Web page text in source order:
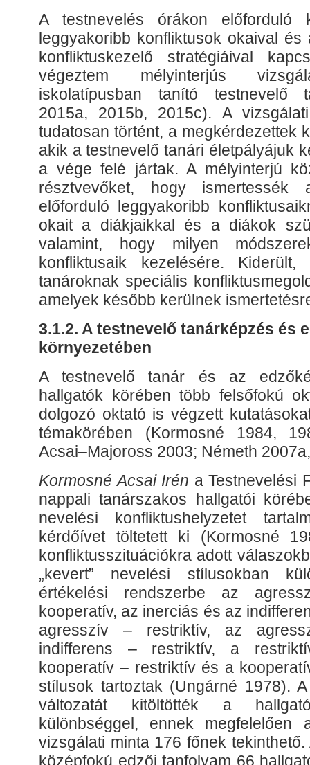
A testnevelés órákon előforduló
leggyakoribb konfliktusok okaival és
konfliktuskezelő stratégiáival
végeztem mélyinterjús
iskolatípusban tanító testnevelő
2015a, 2015b, 2015c). A
tudatosan történt, a megkérdezettek
akik a testnevelő tanári életpályájuk
a vége felé jártak. A mélyinterjú
résztvevőket, hogy ismertessék
előforduló leggyakoribb
okait a diákjaikkal és a diákok
valamint, hogy milyen
konfliktusaik kezelésére.
tanároknak speciális
amelyek később kerülnek
3.1.2. A testnevelő tanárképzés és
környezetében
A testnevelő tanár és az
hallgatók körében több felsőfokú
dolgozó oktató is végzett
témakörében (Kormosné 1984,
Acsai–Majoross 2003; Németh
Kormosné Acsai Irén a Testnevelési
nappali tanárszakos hallgatói
nevelési konfliktushelyzetet
kérdőívet töltetett ki (Kormosné
konfliktusszituációkra adott
„kevert” nevelési stílusokban
értékelési rendszerbe az
kooperatív, az inerciás és az
agresszív – restriktív, az
indifferens – restriktív, a
kooperatív – restriktív és a
stílusok tartoztak (Ungárné 1978).
változatát kitöltötték a
különbséggel, ennek megfelelően
vizsgálati minta 176 főnek
középfokú edzői tanfolyam 66